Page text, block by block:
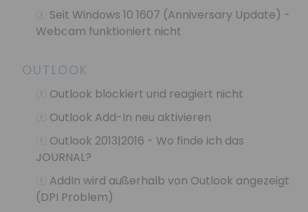
Seit Windows 10 1607 (Anniversary Update) -
Webcam funktioniert nicht
OUTLOOK
Outlook blockiert und reagiert nicht
Outlook Add-In neu aktivieren
Outlook 2013|2016 - Wo finde ich das
JOURNAL?
AddIn wird außerhalb von Outlook angezeigt
(DPI Problem)